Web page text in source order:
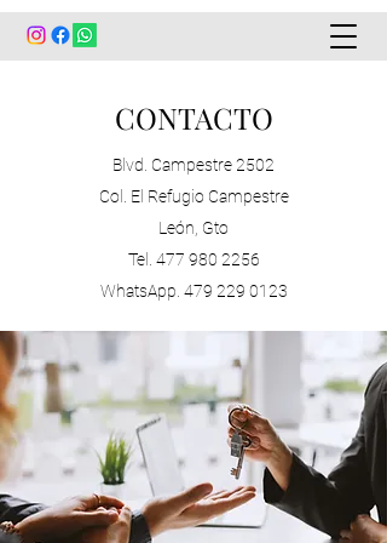
CONTACTO
Blvd. Campestre 2502
Col. El Refugio Campestre
León, Gto
Tel. 477 980 2256
WhatsApp. 479 229 0123